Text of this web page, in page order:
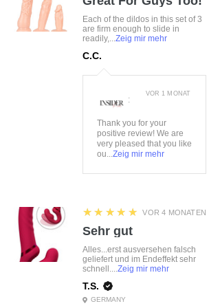
Each of the dildos in this set of 3
are firm enough to slide in
readily,...Zeig mir mehr
C.C.
:
Thank you for your
positive review! We are
very pleased that you like
ou...Zeig mir mehr
VOR 1 MONAT
VOR 4 MONATEN
5
★★★★★
Sehr gut
Alles...erst ausversehen falsch
geliefert und im Endeffekt sehr
schnell....Zeig mir mehr
T.S.
GERMANY